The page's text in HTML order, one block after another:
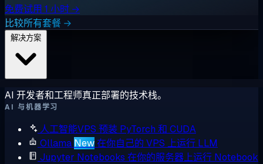
免费试用 1 小时 →
比较所有套餐 →
AI 开发者和工程师真正部署的技术栈。
AI 与机器学习
人工智能VPS 预装 PyTorch 和 CUDA
Ollama New在你自己的 VPS 上运行 LLM
Jupyter Notebooks 在你的服务器上运行 Notebook